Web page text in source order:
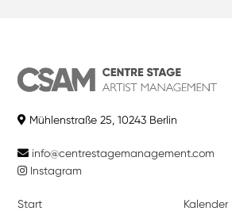
Mühlenstraße 25, 10243 Berlin
info@centrestagemanagement.com
Instagram
Start
Kalender